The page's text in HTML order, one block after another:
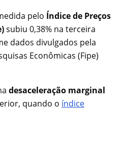
pelo Índice de Preços
subiu 0,38% na terceira
dados divulgados pela
Econômicas (Fipe)
desaceleração marginal
quando o índice